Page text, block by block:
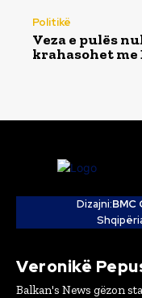
Politikë
Veza e pulës
krahasohet
Dizajni:BMC
Veronikë
Balkan's News gëzon